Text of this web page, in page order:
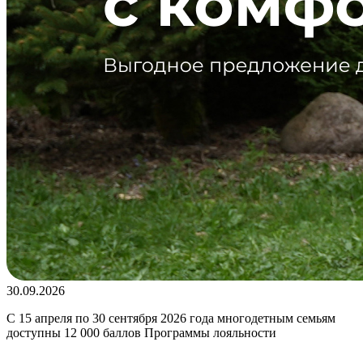
30.09.2026
С 15 апреля по 30 сентября 2026 года многодетным семьям
доступны 12 000 баллов Программы лояльности